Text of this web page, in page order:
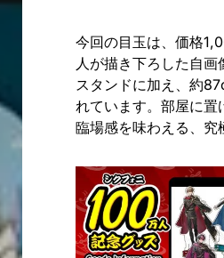
今回の目玉は、価格
人が描き下ろした自
スタンドに加え、約
れています。部屋に
臨場感を味わえる、究